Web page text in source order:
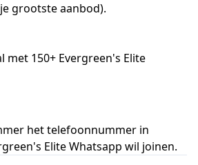
grootste aanbod).
met 150+ Evergreen's Elite
het telefoonnummer in
Elite Whatsapp wil joinen.